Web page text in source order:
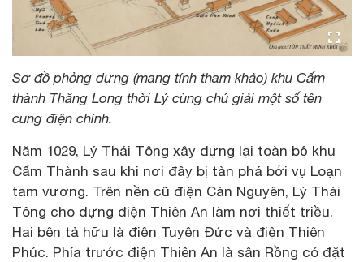
Sơ đồ phỏng dựng (mang tính tham khảo) khu Cấm
thành Thăng Long thời Lý cùng chú giải một số tên
cung điện chính.
Năm 1029, Lý Thái Tông xây dựng lại toàn bộ khu
Cấm Thành sau khi nơi đây bị tàn phá bởi vụ Loạn
tam vương. Trên nền cũ điện Càn Nguyên, Lý Thái
Tông cho dựng điện Thiên An làm nơi thiết triều.
Hai bên tả hữu là điện Tuyên Đức và điện Thiên
Phúc. Phía trước điện Thiên An là sân Rồng có đặt